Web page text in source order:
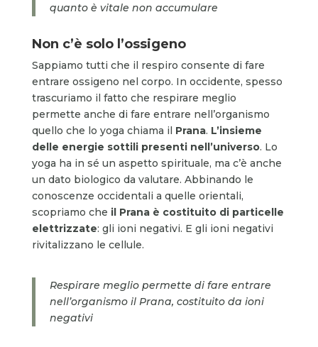
quanto è vitale non accumulare
Non c’è solo l’ossigeno
Sappiamo tutti che il respiro consente di fare
entrare ossigeno nel corpo. In occidente, spesso
trascuriamo il fatto che respirare meglio
permette anche di fare entrare nell’organismo
quello che lo yoga chiama il Prana. L’insieme
delle energie sottili presenti nell’universo. Lo
yoga ha in sé un aspetto spirituale, ma c’è anche
un dato biologico da valutare. Abbinando le
conoscenze occidentali a quelle orientali,
scopriamo che il Prana è costituito di particelle
elettrizzate: gli ioni negativi. E gli ioni negativi
rivitalizzano le cellule.
Respirare meglio permette di fare entrare
nell’organismo il Prana, costituito da ioni
negativi